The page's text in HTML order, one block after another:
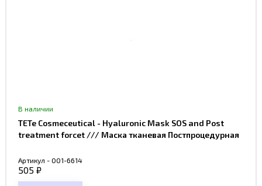
В наличии
TETe Cosmeceutical - Hyaluronic Mask SOS and Post
treatment forcet /// Маска тканевая Постпроцедурная
Артикул - 001-6614
505 ₽